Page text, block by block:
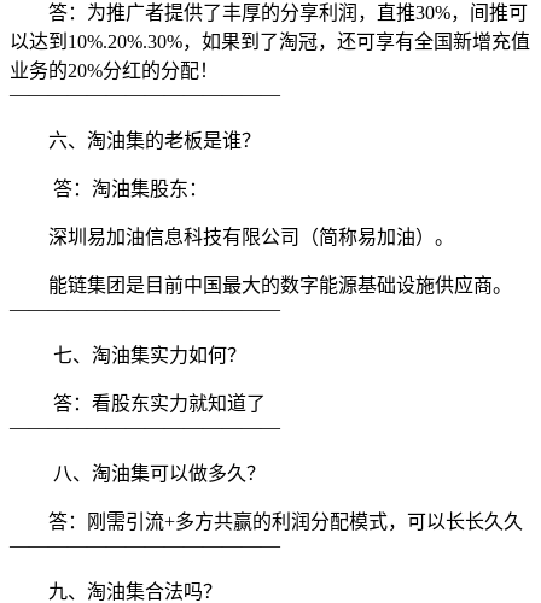
答：为推广者提供了丰厚的分享利润，直推30%，间推可
以达到10%.20%.30%，如果到了淘冠，还可享有全国新增充值
业务的20%分红的分配！
——————————————
六、淘油集的老板是谁？
答：淘油集股东：
深圳易加油信息科技有限公司（简称易加油）。
能链集团是目前中国最大的数字能源基础设施供应商。
——————————————
七、淘油集实力如何？
答：看股东实力就知道了
——————————————
八、淘油集可以做多久？
答：刚需引流+多方共赢的利润分配模式，可以长长久久
——————————————
九、淘油集合法吗？